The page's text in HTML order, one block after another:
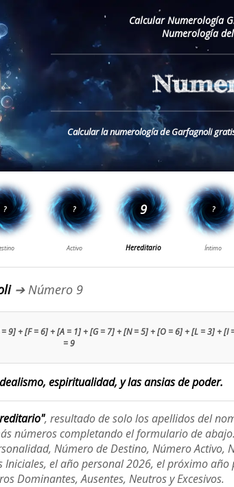
Calcular Numerología
Numerología
Calcular la numerología de Garfagnoli
➔ Número 9
9] + [F = 6] + [A = 1] + [G = 7] + [N = 5] + [O = 6] + [L = 3] + [I
= 9
espiritualidad, y las ansias de poder.
, resultado de solo los apellidos del
números completando el formulario de
Número de Destino, Número Activo,
Iniciales, el año personal 2026, el próximo
Dominantes, Ausentes, Neutros y Excesivos.